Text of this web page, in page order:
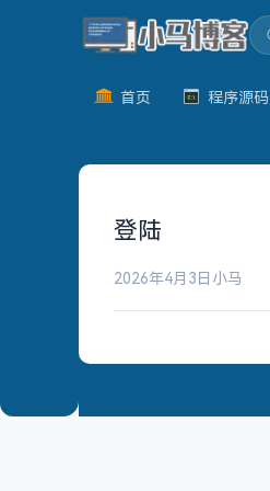
首页 程序源码
登陆
2026年4月3日 小马